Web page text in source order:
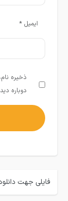
ایمیل*
ذخیره
دوباره
فایلی جهت